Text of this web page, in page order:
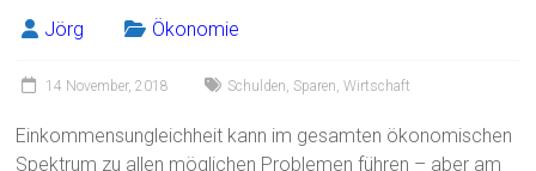
Jörg Ökonomie
14 November, 2018 Schulden, Sparen,Wirtschaft
Einkommensungleichheit kann im gesamten ökonomischen
Spektrum zu allen möglichen Problemen führen – aber am